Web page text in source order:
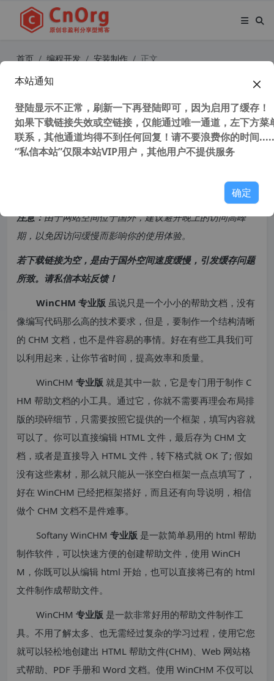
首页 编程开发 安装制作 正文
独家汉化 Softany WinCHM v5.524
专业中文汉化版 CHM制作编辑器
150,010 次浏览次阅读
注意：由于网站空间位于国外，建议避开晚上的访问高峰
期，以免因访问缓慢而影响你的使用体验。
若下载链接为空，是由于国外空间速度缓慢，引发缓存问题
所致。请私信本站反馈！
WinCHM 专业版 虽说只是一个小小的帮助文档，没有
像编写代码那么高的技术要求，但是，要制作一个结构清晰
的 CHM 文档，也不是件容易的事情。好在有些工具我们可
以利用起来，让你节省时间，提高效率和质量。
WinCHM 专业版 就是其中一款，它是专门用于制作 C
HM 帮助文档的小工具。通过它，你就不需要再理会布局排
版的琐碎细节，只需要按照它提供的一个框架，填写内容就
可以了。你可以直接编辑 HTML 文件，最后存为 CHM 文
档，或者是直接导入 HTML 文件，转下格式就 OK 了; 假如
没有这些素材，那么就只能从一张空白框架一点点填写了，
好在 WinCHM 已经把框架搭好，而且还有向导说明，相信
做个 CHM 文档不是件难事。
Softany WinCHM 专业版 是一款简单易用的 html 帮助
制作软件，可以快速方便的创建帮助文件，使用 WinCH
M，你既可以从编辑 html 开始，也可以直接将已有的 html
文件制作成帮助文件。
WinCHM 专业版 是一款非常好用的帮助文件制作工
具。不用了解太多、也无需经过复杂的学习过程，使用它您
就可以轻松地创建出 HTML 帮助文件(CHM)、Web 网站格
式帮助、PDF 手册和 Word 文档。使用 WinCHM 不仅可以
本站通知
登陆显示不正常，刷新一下再登陆即可，因为启用了缓存！
如果下载链接失效或空链接，仅能通过唯一通道，左下方菜
联系，其他通道均得不到任何回复！请不要浪费你的时间
“私信本站”仅限本站VIP用户，其他用户不提供服务
确定